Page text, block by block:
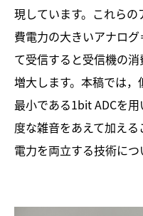
現しています。これら
費電力の大きいアナロ
て受信すると受信機の
増大します。本稿では
最小である1bit ADCを
度な雑音をあえて加え
電力を両立する技術につ